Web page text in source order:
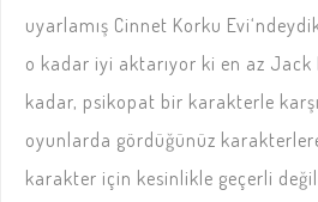
uyarlamış Cinnet Korku
o kadar iyi aktarıyor ki en az Jack
kadar, psikopat bir karakterle
oyunlarda gördüğünüz
karakter için kesinlikle geçerli